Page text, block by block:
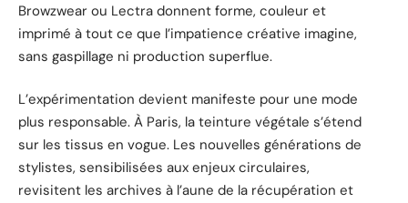
Browzwear ou Lectra donnent forme, couleur et
imprimé à tout ce que l’impatience créative imagine,
sans gaspillage ni production superflue.
L’expérimentation devient manifeste pour une mode
plus responsable. À Paris, la teinture végétale s’étend
sur les tissus en vogue. Les nouvelles générations de
stylistes, sensibilisées aux enjeux circulaires,
revisitent les archives à l’aune de la récupération et